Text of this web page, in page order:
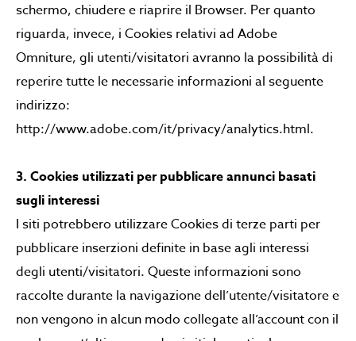
schermo, chiudere e riaprire il Browser. Per quanto
riguarda, invece, i Cookies relativi ad Adobe
Omniture, gli utenti/visitatori avranno la possibilità di
reperire tutte le necessarie informazioni al seguente
indirizzo:
http://www.adobe.com/it/privacy/analytics.html.
3. Cookies utilizzati per pubblicare annunci basati
sugli interessi
I siti potrebbero utilizzare Cookies di terze parti per
pubblicare inserzioni definite in base agli interessi
degli utenti/visitatori. Queste informazioni sono
raccolte durante la navigazione dell’utente/visitatore e
non vengono in alcun modo collegate all’account con il